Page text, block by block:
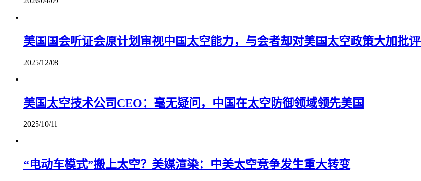
美国国会听证会原计划审视中国太空能力，与会者却对美国太空政策大加批评
2025/12/08
美国太空技术公司CEO：毫无疑问，中国在太空防御领域领先美国
2025/10/11
“电动车模式”搬上太空？美媒渲染：中美太空竞争发生重大转变